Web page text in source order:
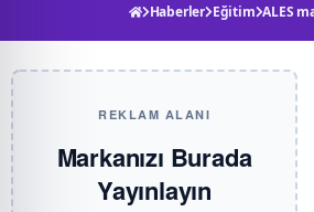
Haberler Eğitim ALES
REKLAM ALANI
Markanızı Burada
Yayınlayın